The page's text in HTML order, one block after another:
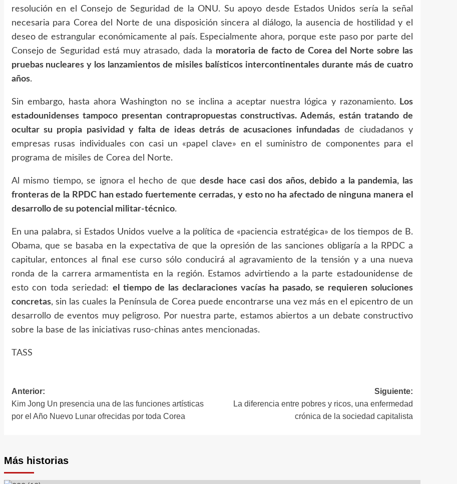
resolución en el Consejo de Seguridad de la ONU. Su apoyo desde Estados Unidos sería la señal
necesaria para Corea del Norte de una disposición sincera al diálogo, la ausencia de hostilidad y el
deseo de estrangular económicamente al país. Especialmente ahora, porque este paso por parte del
Consejo de Seguridad está muy atrasado, dada la moratoria de facto de Corea del Norte sobre las
pruebas nucleares y los lanzamientos de misiles balísticos intercontinentales durante más de cuatro
años.
Sin embargo, hasta ahora Washington no se inclina a aceptar nuestra lógica y razonamiento. Los
estadounidenses tampoco presentan contrapropuestas constructivas. Además, están tratando de
ocultar su propia pasividad y falta de ideas detrás de acusaciones infundadasde ciudadanos y
empresas rusas individuales con casi un «papel clave» en el suministro de componentes para el
programa de misiles de Corea del Norte.
Al mismo tiempo, se ignora el hecho de quedesde hace casi dos años, debido a la pandemia, las
fronteras de la RPDC han estado fuertemente cerradas, y esto no ha afectado de ninguna manera el
desarrollo de su potencial militar-técnico.
En una palabra, si Estados Unidos vuelve a la política de «paciencia estratégica» de los tiempos de B.
Obama, que se basaba en la expectativa de que la opresión de las sanciones obligaría a la RPDC a
capitular, entonces al final ese curso sólo conducirá al agravamiento de la tensión y a una nueva
ronda de la carrera armamentista en la región. Estamos advirtiendo a la parte estadounidense de
esto con toda seriedad: el tiempo de las declaraciones vacías ha pasado, se requieren soluciones
concretas, sin las cuales la Península de Corea puede encontrarse una vez más en el epicentro de un
desarrollo de eventos muy peligroso. Por nuestra parte, estamos abiertos a un debate constructivo
sobre la base de las iniciativas ruso-chinas antes mencionadas.
TASS
Navegación
de
Anterior:
Kim Jong Un presencia una de las funciones artísticas
por el Año Nuevo Lunar ofrecidas por toda Corea
Siguiente:
La diferencia entre pobres y ricos, una enfermedad
crónica de la sociedad capitalista
Más historias